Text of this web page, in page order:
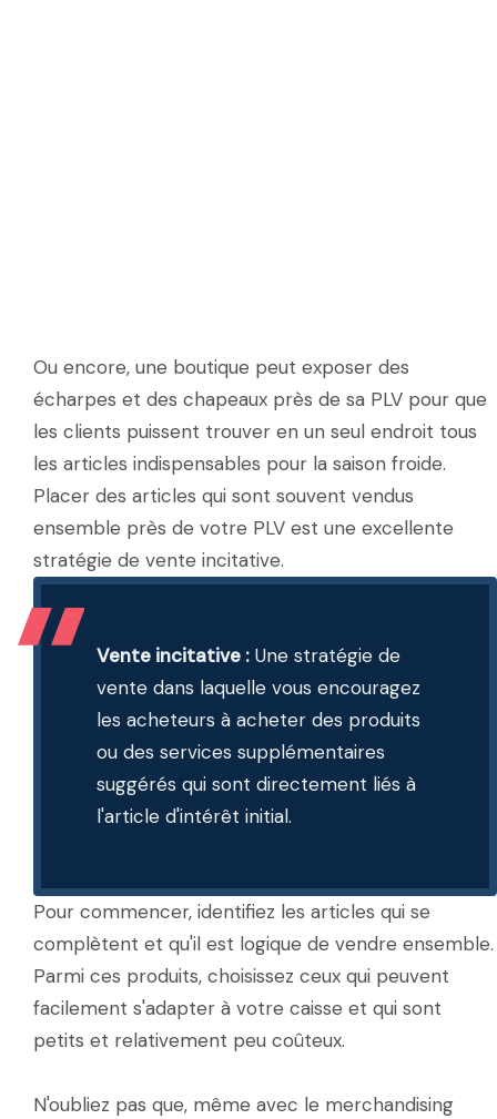
Ou encore, une boutique peut exposer des
écharpes et des chapeaux près de sa PLV pour que
les clients puissent trouver en un seul endroit tous
les articles indispensables pour la saison froide.
Placer des articles qui sont souvent vendus
ensemble près de votre PLV est une excellente
stratégie de vente incitative.
Vente incitative : Une stratégie de
vente dans laquelle vous encouragez
les acheteurs à acheter des produits
ou des services supplémentaires
suggérés qui sont directement liés à
l'article d'intérêt initial.
Pour commencer, identifiez les articles qui se
complètent et qu'il est logique de vendre ensemble.
Parmi ces produits, choisissez ceux qui peuvent
facilement s'adapter à votre caisse et qui sont
petits et relativement peu coûteux.
N'oubliez pas que, même avec le merchandising